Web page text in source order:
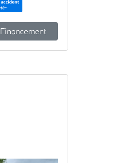
Financement